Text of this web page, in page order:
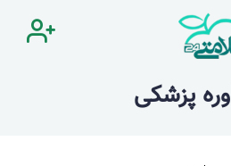
پزشکی